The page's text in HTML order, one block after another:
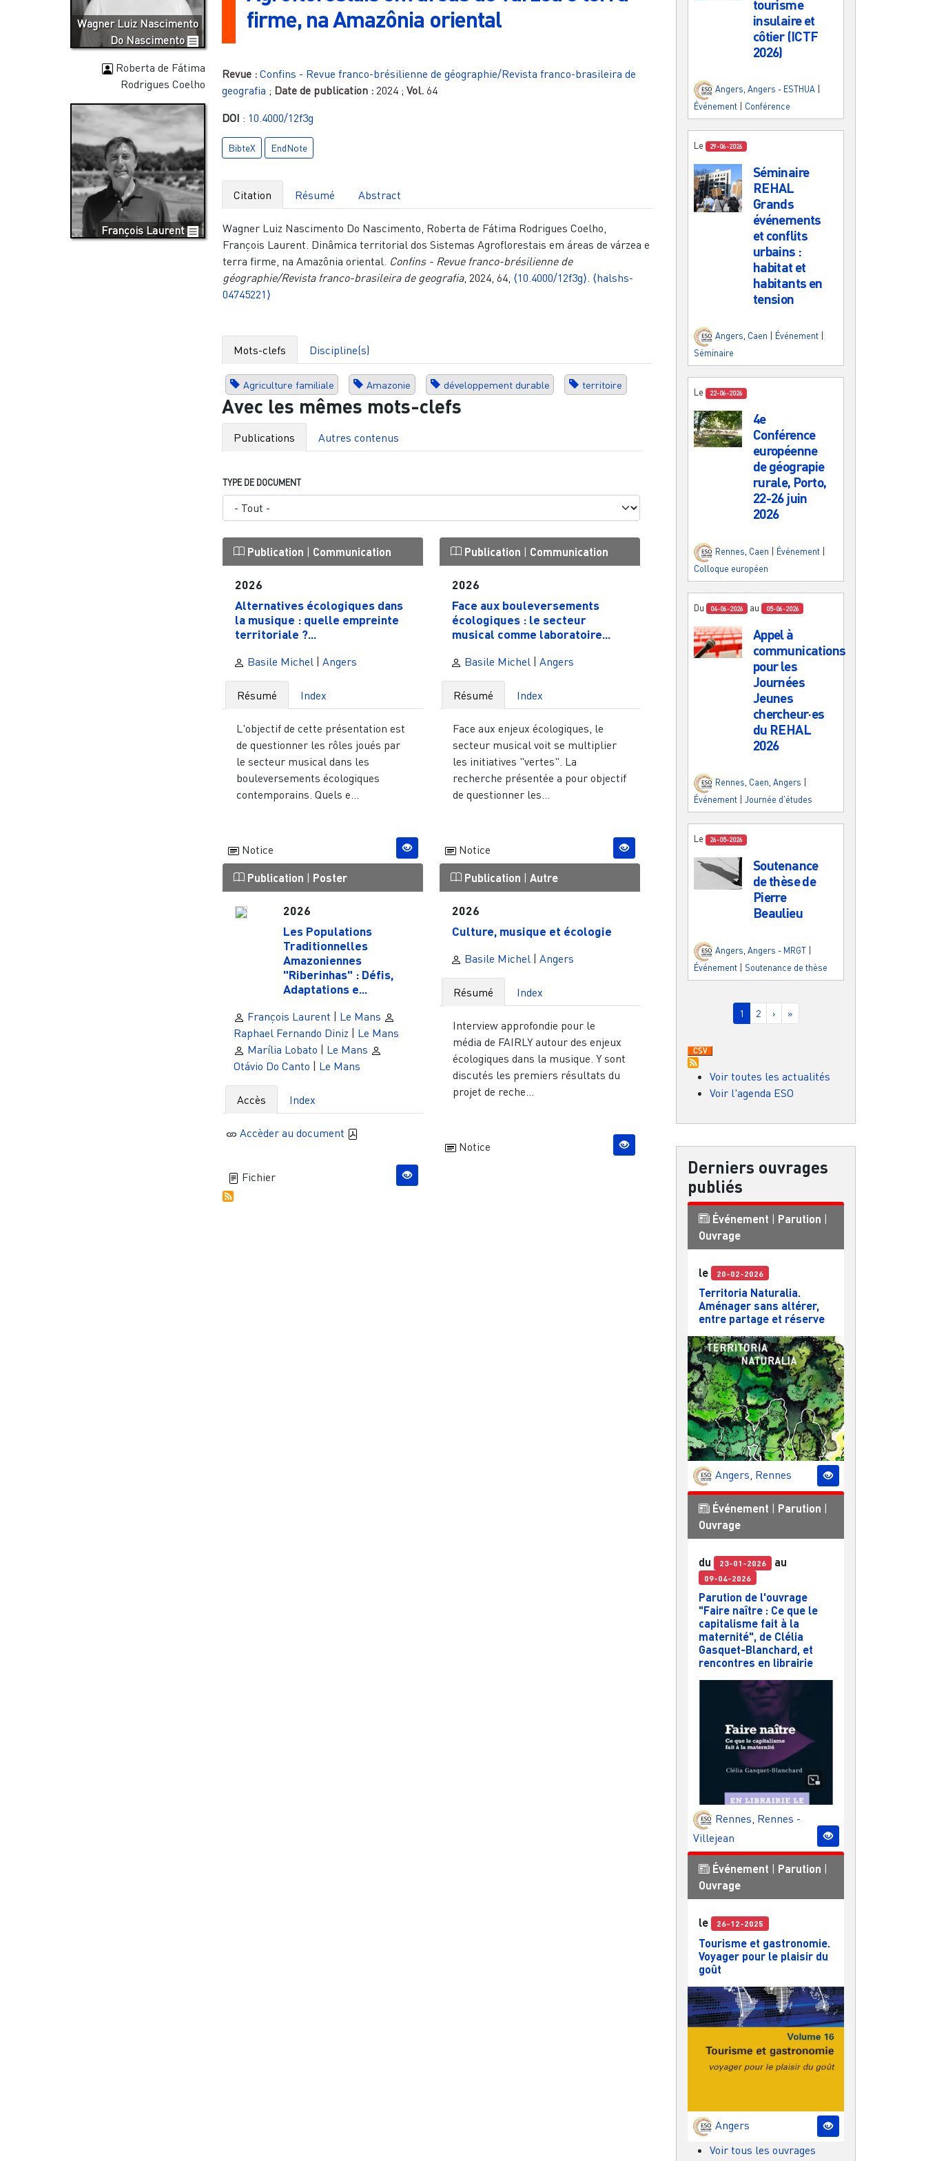
Wagner Luiz Nascimento
Do Nascimento
Roberta de Fátima
Rodrigues Coelho
François Laurent
firme, na Amazônia oriental
Revue : Confins - Revue franco-brésilienne de géographie/Revista franco-brasileira de
geografia ; Date de publication : 2024 ; Vol. 64
DOI : 10.4000/12f3g
BibteX EndNote
Citation Résumé Abstract
Wagner Luiz Nascimento Do Nascimento, Roberta de Fátima Rodrigues Coelho,
François Laurent. Dinâmica territorial dos Sistemas Agroflorestais em áreas de várzea e
terra firme, na Amazônia oriental. Confins - Revue franco-brésilienne de
géographie/Revista franco-brasileira de geografia, 2024, 64, ⟨10.4000/12f3g⟩ ⟨halshs-
04745221⟩
Mots-clefs Discipline(s)
Agriculture familiale Amazonie développement durable territoire
Avec les mêmes mots-clefs
Publications Autres contenus
TYPE DE DOCUMENT
Publication | Communication
2026
Alternatives écologiques dans
la musique : quelle empreinte
territoriale ?...
Basile Michel |Angers
Résumé Index
L'objectif de cette présentation est
de questionner les rôles joués par
le secteur musical dans les
bouleversements écologiques
contemporains. Quels e...
Notice
Publication | Communication
2026
Face aux bouleversements
écologiques : le secteur
musical comme laboratoire...
Basile Michel |Angers
Résumé Index
Face aux enjeux écologiques, le
secteur musical voit se multiplier
les initiatives "vertes". La
recherche présentée a pour objectif
de questionner les...
Notice
Publication | Poster
2026
Les Populations
Traditionnelles
Amazoniennes
"Riberinhas" : Défis,
Adaptations e...
François Laurent
Le Mans
Raphael Fernando Diniz
Le Mans
Marília Lobato
Le Mans
Otávio Do Canto
Le Mans
Accès Index
Accèder au document
Fichier
Publication |Autre
2026
Culture, musique et écologie
Basile Michel |Angers
Résumé Index
Interview approfondie pour le
média de FAIRLY autour des enjeux
écologiques dans la musique. Y sont
discutés les premiers résultats du
projet de reche...
Notice
tourisme
insulaire et
côtier (ICTF
2026)
Angers Angers - ESTHUA
Événement
Conférence
Le 29-06-2026
Séminaire
REHAL
Grands
événements
et conflits
urbains :
habitat et
habitants en
tension
Angers, Caen Événement
Séminaire
Le 22-06-2026
4e
Conférence
européenne
de géograpie
rurale, Porto,
22-26 juin
2026
Rennes Caen Événement
Colloque européen
Du 04-06-2026 au 05-06-2026
Appel à
communications
pour les
Journées
Jeunes
chercheur·es
du REHAL
2026
Rennes, Caen, Angers
Événement
Journée d'études
Le 26-05-2026
Soutenance
de thèse de
Pierre
Beaulieu
Angers Angers - MRGT
Événement | Soutenance de thèse
Pagination
Page courante
1 Page
2 Page suivante
› Dernière page
»
Voir toutes les actualités
Voir l'agenda ESO
Derniers ouvrages
publiés
Événement | Parution |
Ouvrage
le 20-02-2026
Territoria Naturalia.
Aménager sans altérer,
entre partage et réserve
Angers, Rennes
Événement Parution
Ouvrage
du 23-01-2026 au
09-04-2026
Parution de l'ouvrage
"Faire naître : Ce que le
capitalisme fait à la
maternité", de Clélia
Gasquet-Blanchard, et
rencontres en librairie
Rennes, Rennes -
Villejean
Événement Parution
Ouvrage
le 26-12-2025
Tourisme et gastronomie.
Voyager pour le plaisir du
goût
Angers
Voir tous les ouvrages